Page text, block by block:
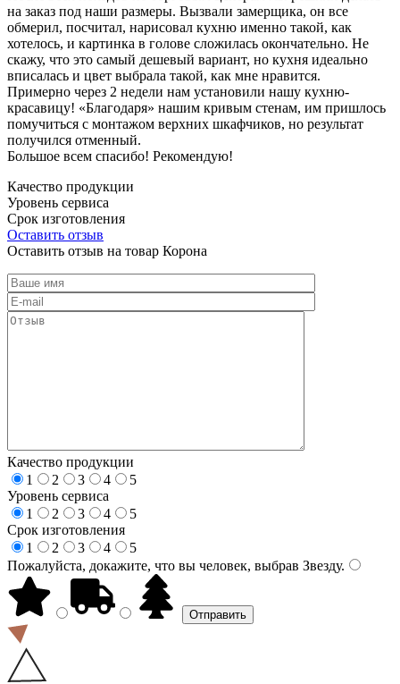
на заказ под наши размеры. Вызвали замерщика, он все
обмерил, посчитал, нарисовал кухню именно такой, как
хотелось, и картинка в голове сложилась окончательно. Не
скажу, что это самый дешевый вариант, но кухня идеально
вписалась и цвет выбрала такой, как мне нравится.
Примерно через 2 недели нам установили нашу кухню-
красавицу! «Благодаря» нашим кривым стенам, им пришлось
помучиться с монтажом верхних шкафчиков, но результат
получился отменный.
Большое всем спасибо! Рекомендую!
Качество продукции
Уровень сервиса
Срок изготовления
Оставить отзыв
Оставить отзыв на товар Корона
Качество продукции
1
2 3 4
5
Уровень сервиса
1
2 3 4
5
Срок изготовления
1
2 3 4
5
Пожалуйста, докажите, что вы человек, выбрав Звезду.